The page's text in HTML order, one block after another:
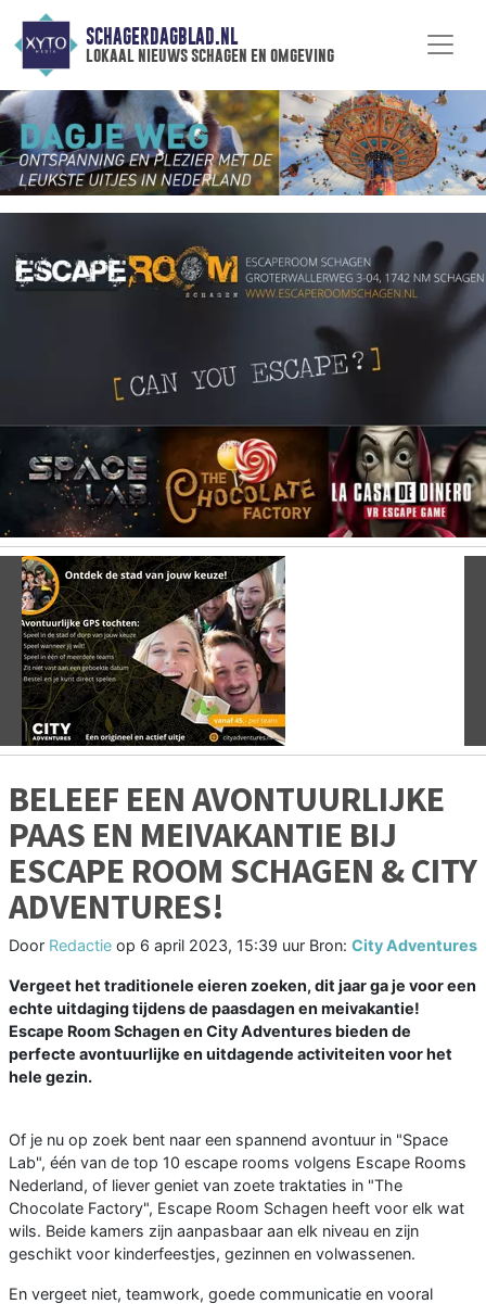
SCHAGERDAGBLAD.NL
lokaal nieuws schagen en omgeving
Vorige
BELEEF EEN AVONTUURLIJKE
PAAS EN MEIVAKANTIE BIJ
ESCAPE ROOM SCHAGEN & CITY
ADVENTURES!
Door Redactie op 6 april 2023, 15:39 uur Bron: City Adventures
Vergeet het traditionele eieren zoeken, dit jaar ga je voor een
echte uitdaging tijdens de paasdagen en meivakantie!
Escape Room Schagen en City Adventures bieden de
perfecte avontuurlijke en uitdagende activiteiten voor het
hele gezin.
Of je nu op zoek bent naar een spannend avontuur in "Space
Lab", één van de top 10 escape rooms volgens Escape Rooms
Nederland, of liever geniet van zoete traktaties in "The
Chocolate Factory", Escape Room Schagen heeft voor elk wat
wils. Beide kamers zijn aanpasbaar aan elk niveau en zijn
geschikt voor kinderfeestjes, gezinnen en volwassenen.
En vergeet niet, teamwork, goede communicatie en vooral